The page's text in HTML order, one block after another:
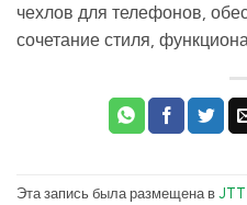
чехлов для телефонов,
сочетание стиля,
Эта запись была размещена в JTT